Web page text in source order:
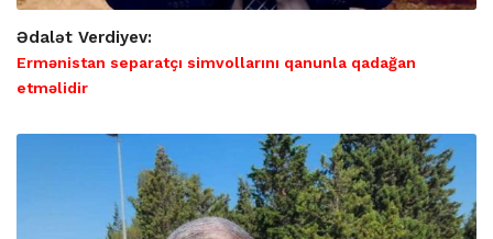
Ədalət Verdiyev:
Ermənistan separatçı simvollarını qanunla qadağan
etməlidir